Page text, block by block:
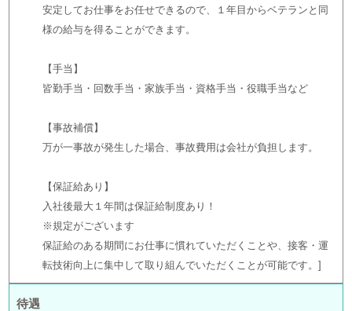
安定してお仕事をお任せできるので、１年目からベテランと同
様の給与を得ることができます。
【手当】
皆勤手当・回数手当・家族手当・資格手当・役職手当など
【事故補償】
万が一事故が発生した場合、事故費用は会社が負担します。
【保証給あり】
入社後最大１年間は保証給制度あり！
※規定がございます
保証給のある期間にお仕事に慣れていただくことや、接客・運
転技術向上に集中して取り組んでいただくことが可能です。
待遇